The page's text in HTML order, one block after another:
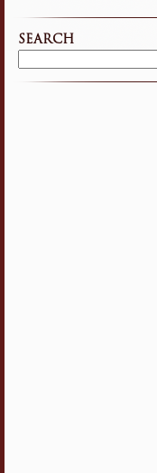
SEARCH
Search
for: